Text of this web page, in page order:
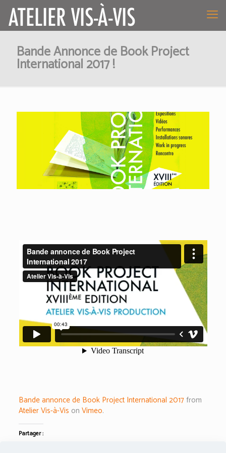
Bande Annonce de Book Project
International 2017 !
Bande annonce de Book Project International 2017from
Atelier Vis-à-Vis on Vimeo.
Partager :